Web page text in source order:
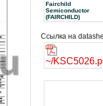
Fairchild
Semiconductor
(FAIRCHILD)
Ссылка на
~/